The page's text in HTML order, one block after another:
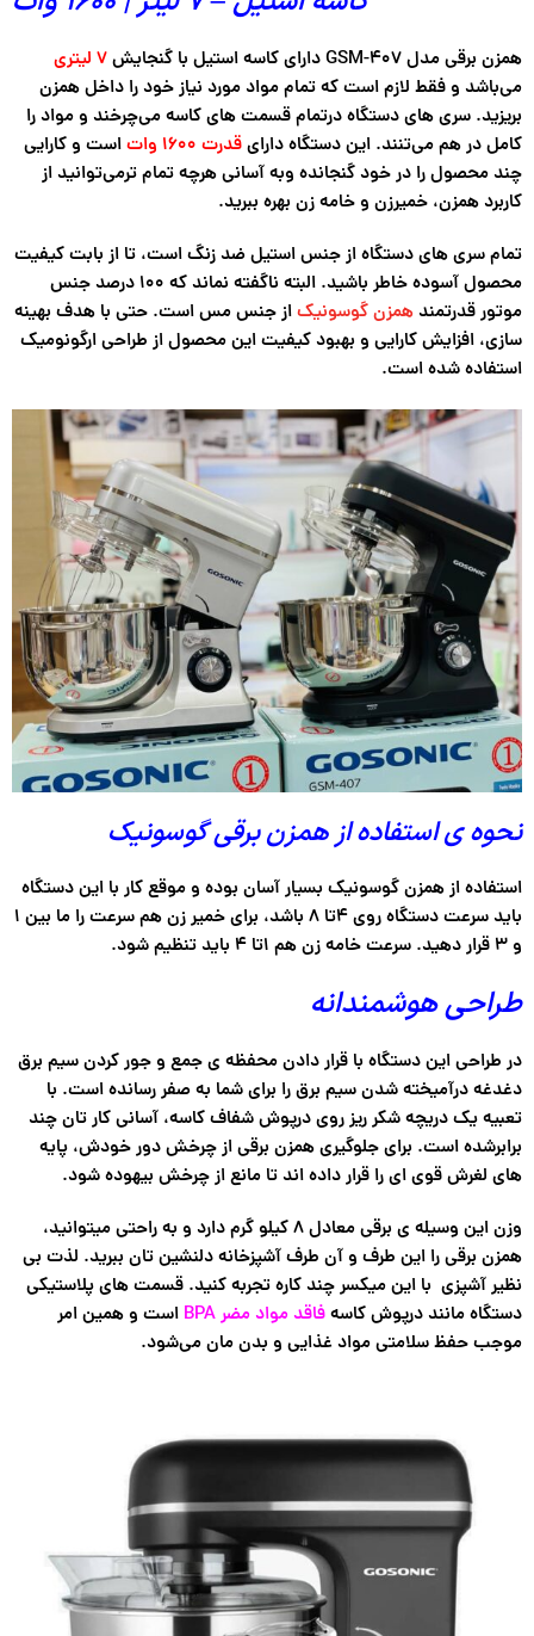
همزن برقی مدل GSM-407 دارای کاسه استیل با گنجایش
۷ لیتری
می‌باشد و فقط لازم است که تمام مواد مورد نیاز خود را داخل همزن
بریزید. سری های دستگاه درتمام قسمت های کاسه می‌چرخند و مواد را
کامل در هم می‌تنند. این دستگاه دارایقدرت ۱۶۰۰ وات
است و کارایی
چند محصول را در خود گنجانده وبه آسانی هرچه تمام ترمی‌توانید از
کاربرد همزن، خمیرزن و خامه زن بهره ببرید.
تمام سری های دستگاه از جنس استیل ضد زنگ است، تا از بابت کیفیت
محصول آسوده خاطر باشید. البته ناگفته نماند که ۱۰۰ درصد جنس
موتور قدرتمندهمزن گوسونیکاز جنس مس است. حتی با هدف بهینه
سازی، افزایش کارایی و بهبود کیفیت این محصول از طراحی ارگونومیک
استفاده شده است.
نحوه ی استفاده از همزن برقی گوسونیک
استفاده از همزن گوسونیک بسیار آسان بوده و موقع کار با این دستگاه
باید سرعت دستگاه روی ۴تا ۸ باشد، برای خمیر زن هم سرعت را ما بین ۱
و ۳ قرار دهید. سرعت خامه زن هم ۱تا ۴ باید تنظیم شود.
طراحی هوشمندانه
در طراحی این دستگاه با قرار دادن محفظه ی جمع و جور کردن سیم برق
دغدغه درآمیخته شدن سیم برق را برای شما به صفر رسانده است. با
تعبیه یک دریچه شکر ریز روی درپوش شفاف کاسه، آسانی کار تان چند
برابرشده است. برای جلوگیری همزن برقی از چرخش دور خودش، پایه
های لغرش قوی ای را قرار داده اند تا مانع از چرخش بیهوده شود.
وزن این وسیله ی برقی معادل ۸ کیلو گرم دارد و به راحتی میتوانید،
همزن برقی را این طرف و آن طرف آشپزخانه دلنشین تان ببرید. لذت بی
نظیر آشپزی با این میکسر چند کاره تجربه کنید. قسمت های پلاستیکی
دستگاه مانند درپوش کاسهفاقد مواد مضر BPA
است و همین امر
موجب حفظ سلامتی مواد غذایی و بدن مان می‌شود.